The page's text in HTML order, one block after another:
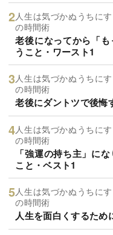
人生は気づかぬうちに
の時間術
老後になってから「
うこと・ワースト1
人生は気づかぬうちに
の時間術
老後にダントツで後悔
人生は気づかぬうちに
の時間術
「強運の持ち主」に
こと・ベスト1
人生は気づかぬうちに
の時間術
人生を面白くするため